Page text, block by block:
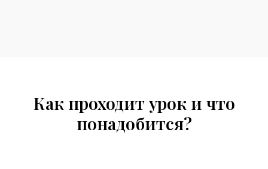
Как проходит урок и что
понадобится?